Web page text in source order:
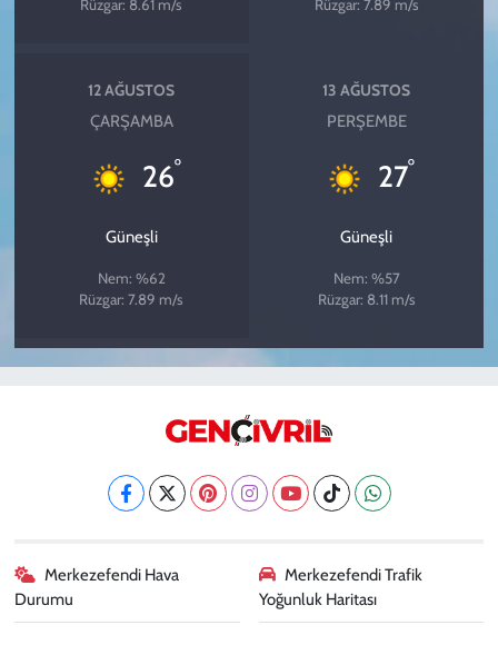
Rüzgar: 8.61 m/s
Rüzgar: 7.89 m/s
12 AĞUSTOS
ÇARŞAMBA
26°
Güneşli
Nem: %62
Rüzgar: 7.89 m/s
13 AĞUSTOS
PERŞEMBE
27°
Güneşli
Nem: %57
Rüzgar: 8.11 m/s
Merkezefendi Hava
Durumu
Merkezefendi Trafik
Yoğunluk Haritası